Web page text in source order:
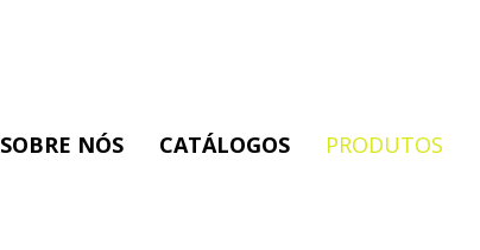
SOBRE NÓS CATÁLOGOS PRODUTOS